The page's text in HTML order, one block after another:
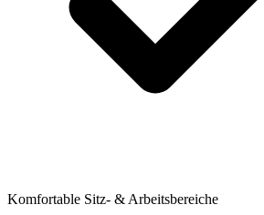
Komfortable Sitz- & Arbeitsbereiche